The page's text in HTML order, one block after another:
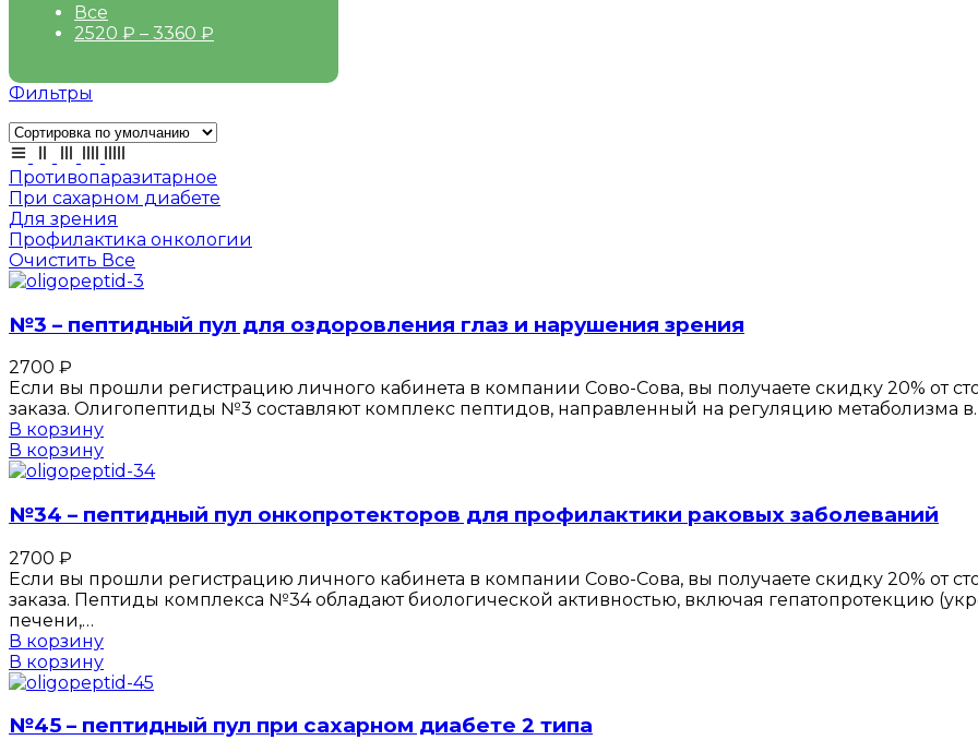
Все
2520 ₽ – 3360 ₽
Фильтры
Противопаразитарное
При сахарном диабете
Для зрения
Профилактика онкологии
Очистить Все
№3 – пептидный пул для оздоровления глаз и нарушения зрения
2700 ₽
Если вы прошли регистрацию личного кабинета в компании Сово-Сова, вы получаете скидку 20% от
заказа. Олигопептиды №3 составляют комплекс пептидов, направленный на регуляцию метаболизма
В корзину
В корзину
№34 – пептидный пул онкопротекторов для профилактики раковых заболеваний
2700 ₽
Если вы прошли регистрацию личного кабинета в компании Сово-Сова, вы получаете скидку 20% от
заказа. Пептиды комплекса №34 обладают биологической активностью, включая гепатопротекцию
печени,…
В корзину
В корзину
№45 – пептидный пул при сахарном диабете 2 типа